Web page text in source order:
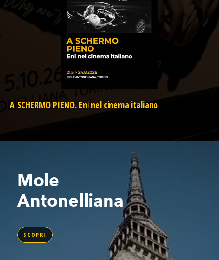
A SCHERMO PIENO. Eni nel cinema italiano
Mole
Antonelliana
SCOPRI